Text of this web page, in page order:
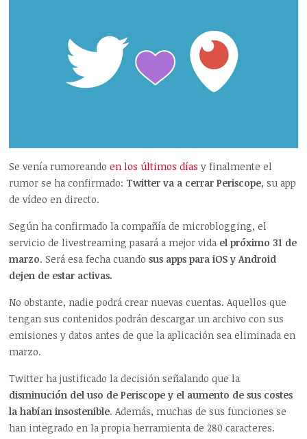
Se venía rumoreandoen los últimos días y finalmente el
rumor se ha confirmado: Twitter va a cerrar Periscope, su app
de vídeo en directo.
Según ha confirmado la compañía de microblogging, el
servicio de livestreaming pasará a mejor vida el próximo 31 de
marzo. Será esa fecha cuandosus apps para iOS y Android
dejen de estar activas.
No obstante, nadie podrá crear nuevas cuentas. Aquellos que
tengan sus contenidos podrán descargar un archivo con sus
emisiones y datos antes de que la aplicación sea eliminada en
marzo.
Twitter ha justificado la decisión señalando que la
disminución del uso de Periscope y el aumento de sus costes
la habían insostenible. Además, muchas de sus funciones se
han integrado en la propia herramienta de 280 caracteres.